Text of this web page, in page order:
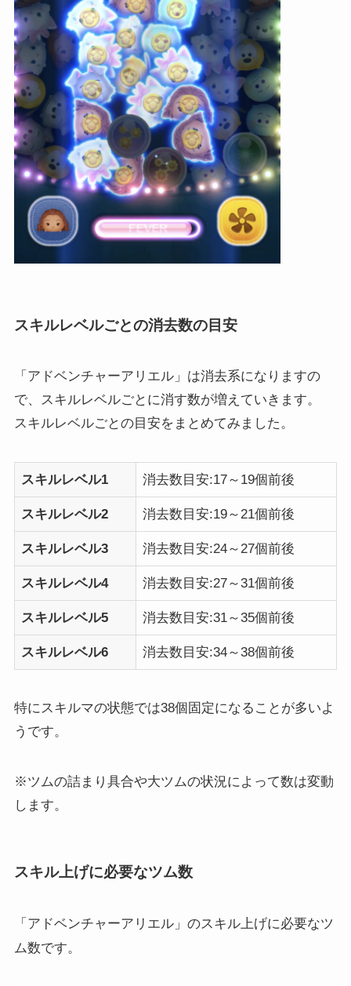
スキルレベルごとの消去数の目安
「アドベンチャーアリエル」は消去系になりますの
で、スキルレベルごとに消す数が増えていきます。
スキルレベルごとの目安をまとめてみました。
スキルレベル1 消去数目安:17～19個前後
スキルレベル2 消去数目安:19～21個前後
スキルレベル3 消去数目安:24～27個前後
スキルレベル4 消去数目安:27～31個前後
スキルレベル5 消去数目安:31～35個前後
スキルレベル6 消去数目安:34～38個前後
特にスキルマの状態では38個固定になることが多いよ
うです。
※ツムの詰まり具合や大ツムの状況によって数は変動
します。
スキル上げに必要なツム数
「アドベンチャーアリエル」のスキル上げに必要なツ
ム数です。